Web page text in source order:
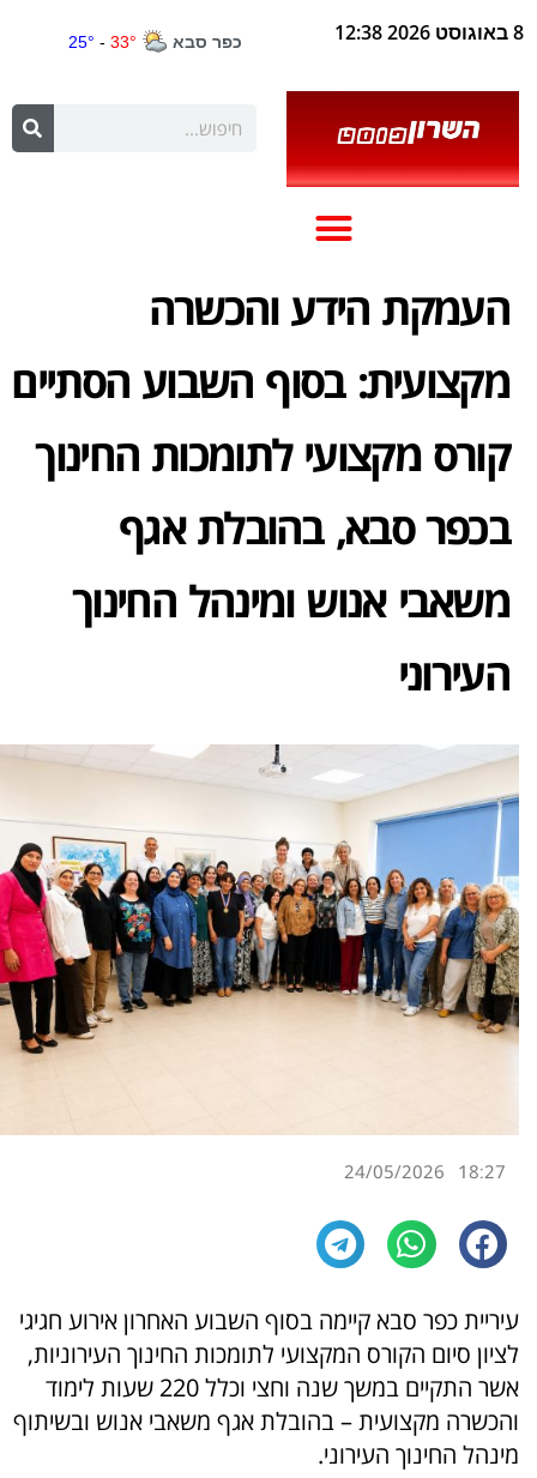
8 באוגוסט 2026 12:38
העמקת הידע והכשרה
מקצועית: בסוף השבוע הסתיים
קורס מקצועי לתומכות החינוך
בכפר סבא, בהובלת אגף
משאבי אנוש ומינהל החינוך
העירוני
18:27
24/05/2026
עיריית כפר סבא קיימה בסוף השבוע האחרון אירוע חגיגי
לציון סיום הקורס המקצועי לתומכות החינוך העירוניות,
אשר התקיים במשך שנה וחצי וכלל 220 שעות לימוד
והכשרה מקצועית – בהובלת אגף משאבי אנוש ובשיתוף
מינהל החינוך העירוני.